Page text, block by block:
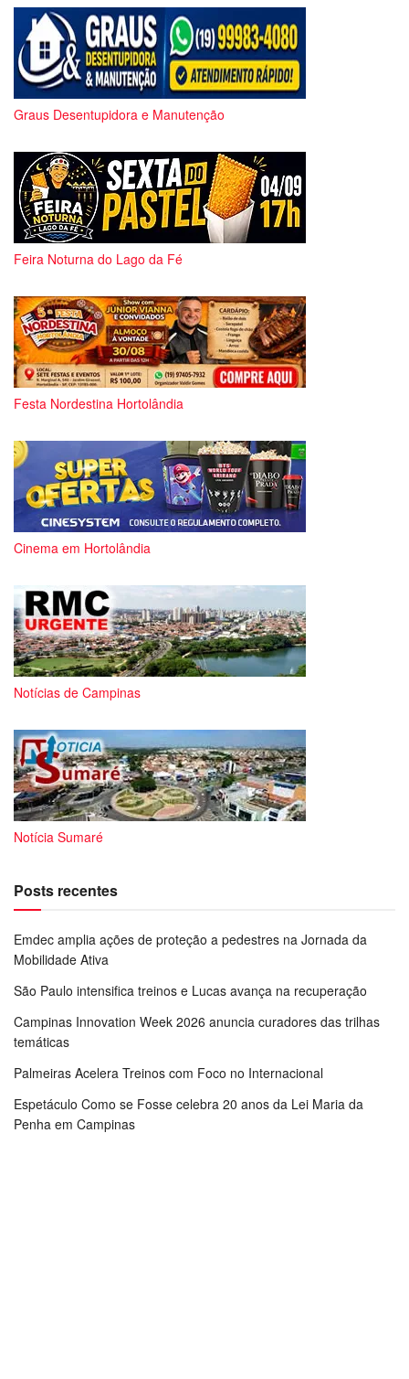
Graus Desentupidora e Manutenção
Feira Noturna do Lago da Fé
Festa Nordestina Hortolândia
Cinema em Hortolândia
Notícias de Campinas
Notícia Sumaré
Posts recentes
Emdec amplia ações de proteção a pedestres na Jornada da
Mobilidade Ativa
São Paulo intensifica treinos e Lucas avança na recuperação
Campinas Innovation Week 2026 anuncia curadores das trilhas
temáticas
Palmeiras Acelera Treinos com Foco no Internacional
Espetáculo Como se Fosse celebra 20 anos da Lei Maria da
Penha em Campinas